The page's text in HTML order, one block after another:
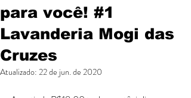
para você! #1
Lavanderia Mogi das
Cruzes
Atualizado: 22 de jun. de 2020